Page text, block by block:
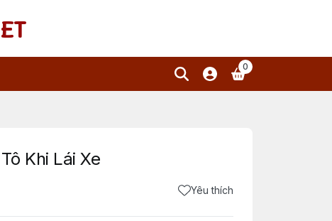
0
Khi Lái Xe
Yêu thích